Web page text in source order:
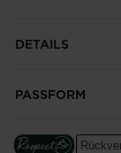
bei Nässe warm
DETAILS
PASSFORM